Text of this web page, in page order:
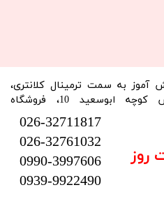
آموز به سمت ترمینال کلانتری،
دولت آباد، خیابان نشاط، نبش کوچه ابوسعید 10، فروشگاه
026-32711817
026-32761032
0990-3997606
0939-9922490
روز